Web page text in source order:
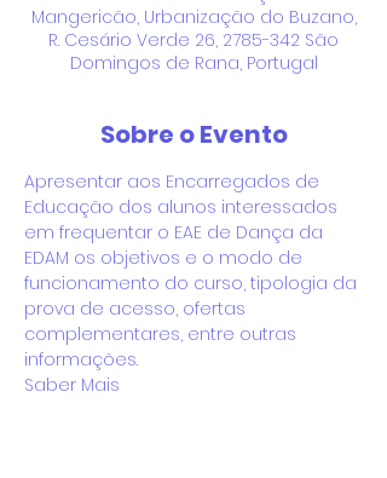
Mangericão, Urbanização do Buzano,
R. Cesário Verde 26, 2785-342 São
Domingos de Rana, Portugal
Sobre o Evento
Apresentar aos Encarregados de
Educação dos alunos interessados
em frequentar o EAE de Dança da
EDAM os objetivos e o modo de
funcionamento do curso, tipologia da
prova de acesso, ofertas
complementares, entre outras
informações.
Saber Mais